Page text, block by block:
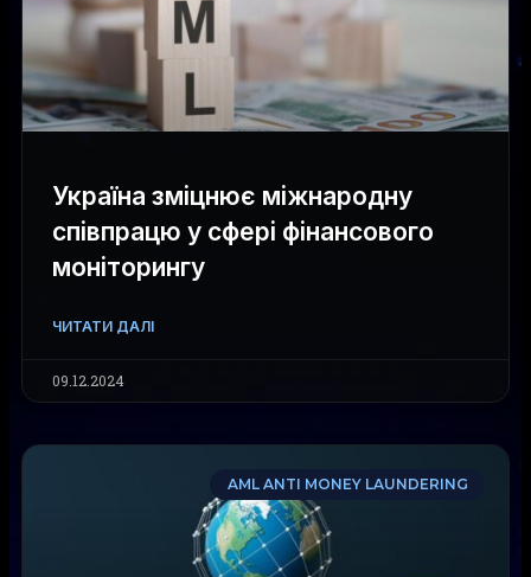
Україна зміцнює міжнародну
співпрацю у сфері фінансового
моніторингу
ЧИТАТИ ДАЛІ
09.12.2024
AML ANTI MONEY LAUNDERING